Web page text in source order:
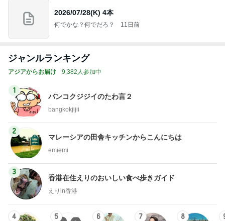
2026/07/28(K) 4本
何でかな？何でだろ？ 11日前
ジャンルランキング
アジアからお届け 9,382人参加中
1
バンコクジジイのたわ言２
bangkokjijii
2
マレーシアの田舎キッチンからこんにちは
emiemi
3
香港在住えりのおいしい食べ歩きガイド
えりin香港
4 5 6 7 8